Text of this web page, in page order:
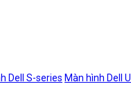
Dell S-series Màn hình Dell